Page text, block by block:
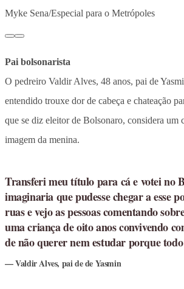
Myke Sena/Especial para o Metrópoles
Pai bolsonarista
O pedreiro Valdir Alves, 48 anos, pai de
entendido trouxe dor de cabeça e chateação
que se diz eleitor de Bolsonaro, considera um
imagem da menina.
Transferi meu título para cá e votei no
imaginaria que pudesse chegar a esse
ruas e vejo as pessoas comentando
uma criança de oito anos convivendo
de não querer nem estudar porque
Valdir Alves, pai de de Yasmin